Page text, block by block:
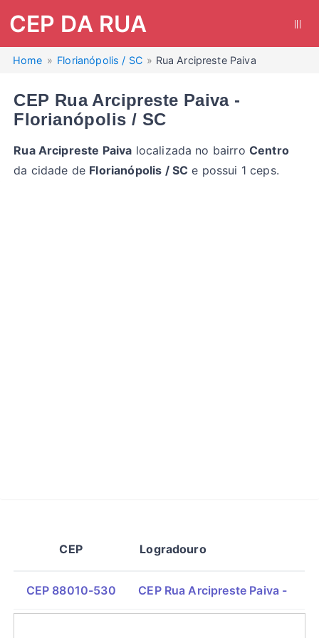
CEP DA RUA
Home Florianópolis / SC Rua Arcipreste Paiva
CEP Rua Arcipreste Paiva -
Florianópolis / SC
Rua Arcipreste Paiva localizada no bairro Centro
da cidade de Florianópolis / SC e possui 1 ceps.
CEP Logradouro
CEP 88010-530 CEP Rua Arcipreste Paiva -